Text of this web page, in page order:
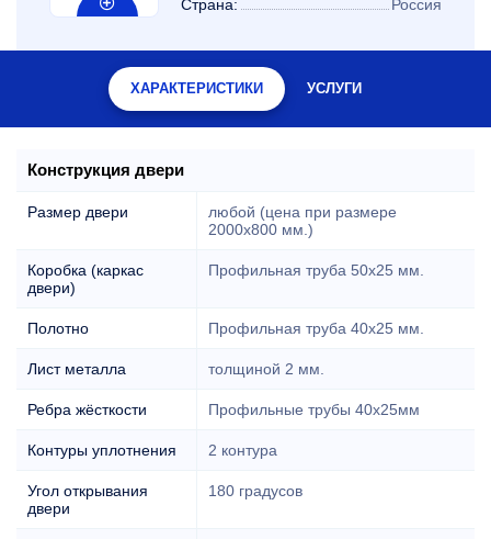
Страна:
Россия
ХАРАКТЕРИСТИКИ УСЛУГИ
Конструкция двери
Размер двери
любой (цена при размере
2000x800 мм.)
Коробка (каркас
двери)
Профильная труба 50х25 мм.
Полотно Профильная труба 40х25 мм.
Лист металла толщиной 2 мм.
Ребра жёсткости Профильные трубы 40х25мм
Контуры уплотнения 2 контура
Угол открывания
двери
180 градусов